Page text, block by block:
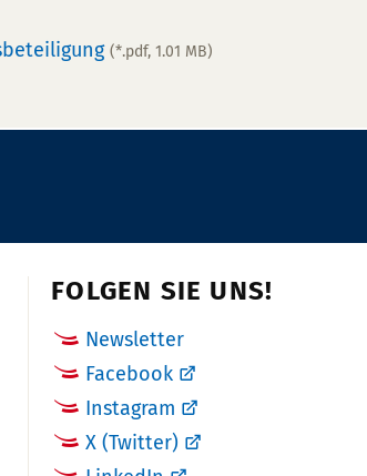
(*.pdf, 1.01 MB)
FOLGEN SIE UNS!
Newsletter
Facebook
Instagram
X (Twitter)